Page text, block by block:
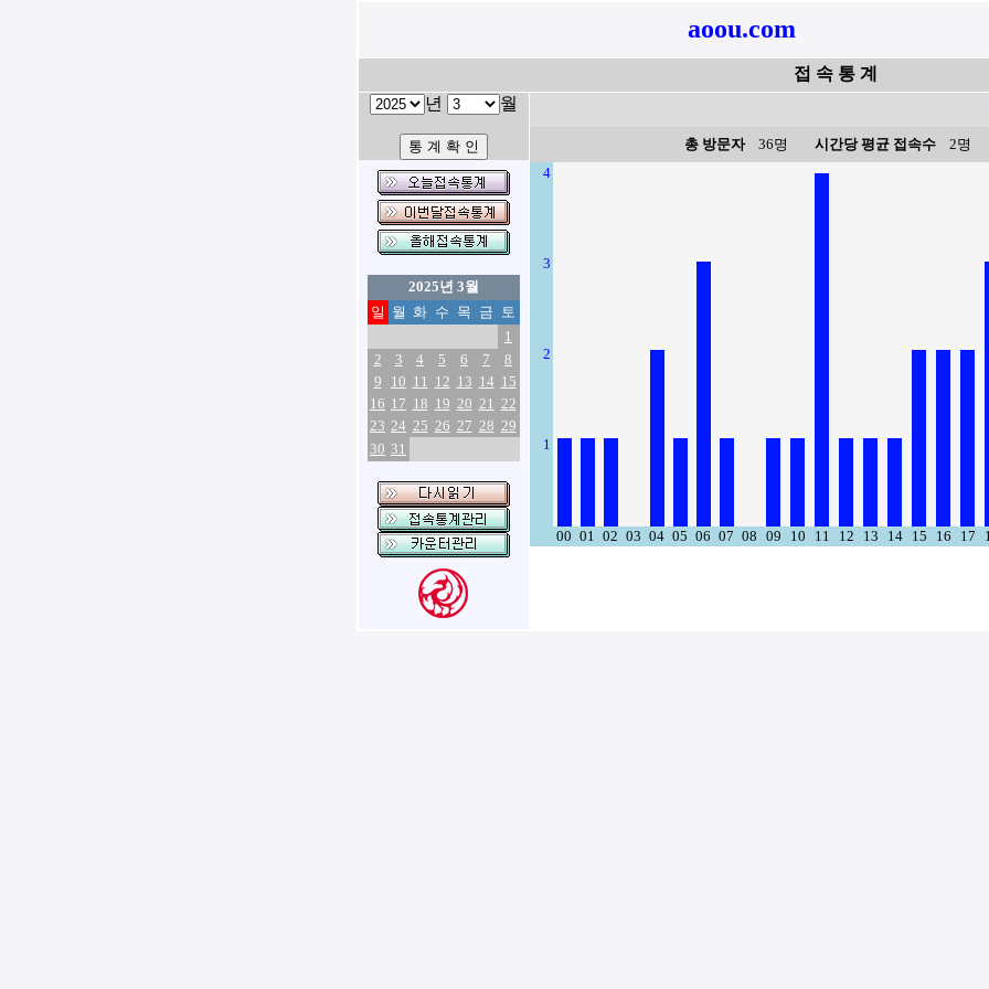
aoou.com
접 속 통 계
년 월
2025년 3월
일 월 화 수 목 금 토
1
2
3 4 5 6 7
8
9
10 11 12 13 14 15
16 17 18 19 20 21 22
23 24 25 26 27 28 29
30 31
총 방문자36명 시간당 평균 접속수2명
4
3
2
1
00 01 02 03 04 05 06 07 08 09 10 11 12 13 14 15 16 17